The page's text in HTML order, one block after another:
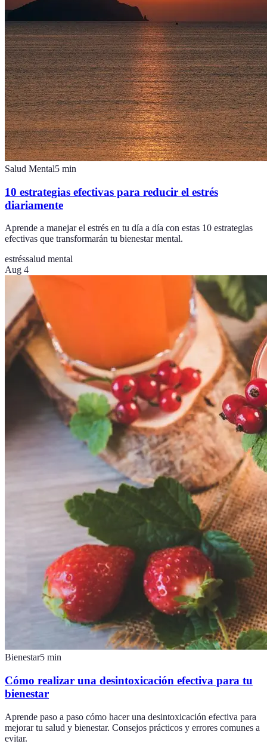
Salud Mental5 min
10 estrategias efectivas para reducir el estrés
diariamente
Aprende a manejar el estrés en tu día a día con estas 10 estrategias
efectivas que transformarán tu bienestar mental.
estréssalud mental
Aug 4
Bienestar5 min
Cómo realizar una desintoxicación efectiva para tu
bienestar
Aprende paso a paso cómo hacer una desintoxicación efectiva para
mejorar tu salud y bienestar. Consejos prácticos y errores comunes a
evitar.